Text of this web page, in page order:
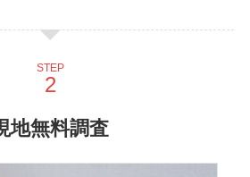
STEP
地無料調査